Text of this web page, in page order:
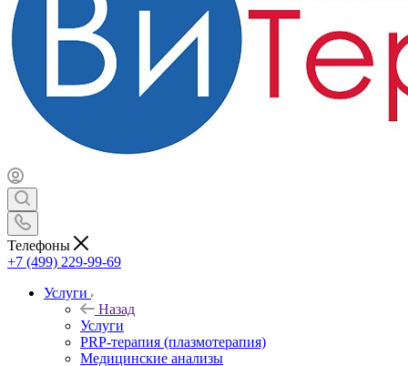
Телефоны
+7 (499) 229-99-69
Услуги
Назад
Услуги
PRP-терапия (плазмотерапия)
Медицинские анализы